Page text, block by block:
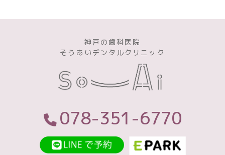
神戸の歯科医院
そうあいデンタルクリニック
078-351-6770